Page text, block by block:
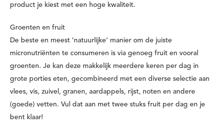
product je kiest met een hoge kwaliteit.
Groenten en fruit
De beste en meest ‘natuurlijke’ manier om de juiste
micronutriënten te consumeren is via genoeg fruit en vooral
groenten. Je kan deze makkelijk meerdere keren per dag in
grote porties eten, gecombineerd met een diverse selectie aan
vlees, vis, zuivel, granen, aardappels, rijst, noten en andere
(goede) vetten. Vul dat aan met twee stuks fruit per dag en je
bent klaar!